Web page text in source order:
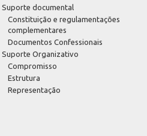
Suporte documental
Constituição e regulamentações
complementares
Documentos Confessionais
Suporte Organizativo
Compromisso
Estrutura
Representação